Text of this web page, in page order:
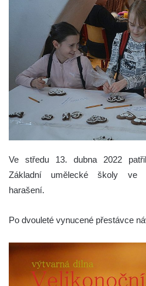
Ve středu 13. dubna 2022
Základní umělecké školy ve
harašení.
Po dvouleté vynucené přestávce